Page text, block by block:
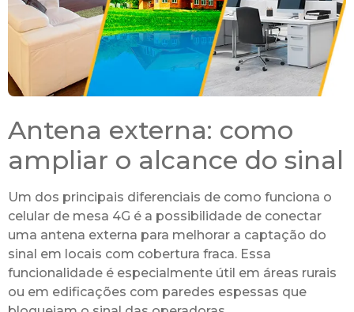
Antena externa: como
ampliar o alcance do sinal
Um dos principais diferenciais de como funciona o
celular de mesa 4G é a possibilidade de conectar
uma antena externa para melhorar a captação do
sinal em locais com cobertura fraca. Essa
funcionalidade é especialmente útil em áreas rurais
ou em edificações com paredes espessas que